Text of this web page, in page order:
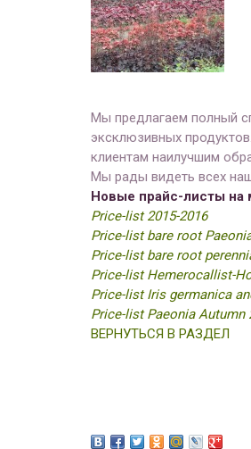
Мы предлагаем полный
эксклюзивных
клиентам наилучшим
Мы рады видеть всех
Новые прайс-листы на
Price-list 2015-2016
Price-list bare root
Price-list bare root
Price-list Hemerocallist-
Price-list Iris germanica
Price-list Paeonia Autumn
ВЕРНУТЬСЯ В РАЗДЕЛ